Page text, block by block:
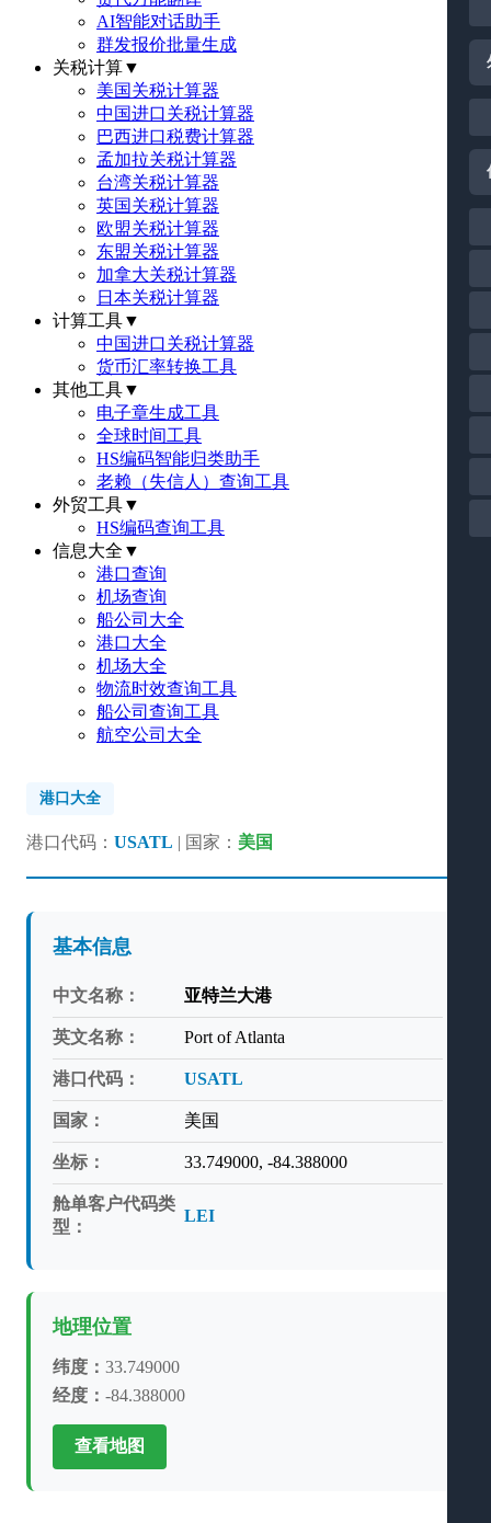
AI智能对话助手
群发报价批量生成
关税计算▼
美国关税计算器
中国进口关税计算器
巴西进口税费计算器
孟加拉关税计算器
台湾关税计算器
英国关税计算器
欧盟关税计算器
东盟关税计算器
加拿大关税计算器
日本关税计算器
计算工具▼
中国进口关税计算器
货币汇率转换工具
其他工具▼
电子章生成工具
全球时间工具
HS编码智能归类助手
老赖（失信人）查询工具
外贸工具▼
HS编码查询工具
信息大全 ▼
港口查询
机场查询
船公司大全
港口大全
机场大全
物流时效查询工具
船公司查询工具
航空公司大全
港口大全
港口代码： USATL | 国家： 美国
基本信息
中文名称： 亚特兰大港
英文名称： Port of Atlanta
港口代码： USATL
国家： 美国
坐标： 33.749000, -84.388000
舱单客户代码类
型：
LEI
地理位置
纬度： 33.749000
经度： -84.388000
查看地图